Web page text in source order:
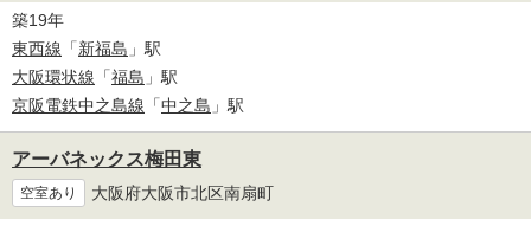
築19年
東西線 「新福島 」駅
大阪環状線 「福島 」駅
京阪電鉄中之島線 「中之島 」駅
アーバネックス梅田東
空室あり 大阪府大阪市北区南扇町